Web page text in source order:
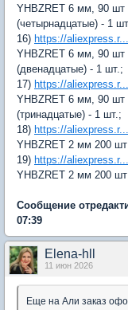
YHBZRET 6 мм, 90 шт
(четырнадцатые) - 1
16) https://
YHBZRET 6 мм, 90 шт
(двенадцатые) - 1 шт.;
17) https://
YHBZRET 6 мм, 90 шт
(тринадцатые) - 1 шт.;
18) https://
YHBZRET 2 мм 200
19) https://
YHBZRET 2 мм 200
Сообщение
07:39
Elena-hll
11 июн 2026
Еще на Али заказ